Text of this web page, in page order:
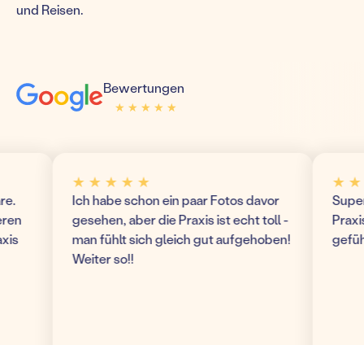
und Reisen.
Bewertungen
★ ★ ★ ★ ★
★ ★ ★ ★ ★
★ ★ ★ ★ ★
Ich habe schon ein paar Fotos davor
gesehen, aber die Praxis ist echt toll -
man fühlt sich gleich gut aufgehoben!
Weiter so!!
★ ★ ★
Super
Praxis!
gefühlt